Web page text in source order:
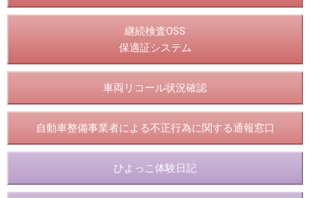
継続検査OSS
保適証システム
車両リコール状況確認
自動車整備事業者による不正行為に関する通報窓口
ひよっこ体験日記